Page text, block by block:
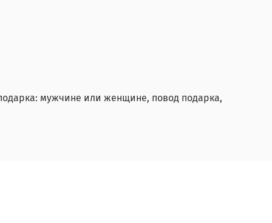
мужчине или женщине, повод подарка,